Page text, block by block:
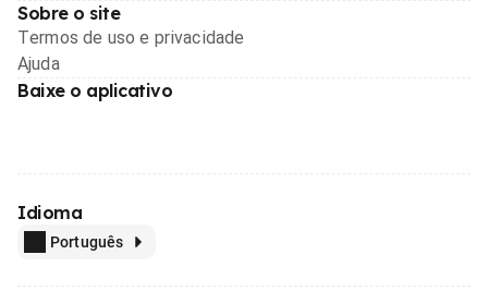
Sobre o site
Termos de uso e privacidade
Ajuda
Baixe o aplicativo
Idioma
Português